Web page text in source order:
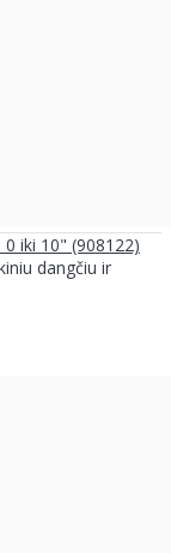
iki 10" (908122)
dangčiu ir